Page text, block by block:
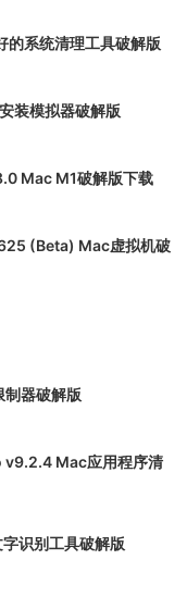
系统清理工具破解版
装模拟器破解版
Mac M1破解版下载
(Beta) Mac虚拟机破
器破解版
Mac应用程序清
识别工具破解版